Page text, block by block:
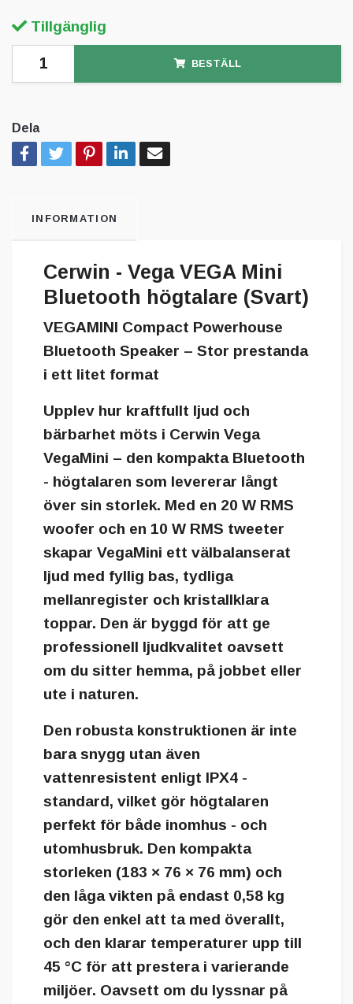
Tillgänglig
BESTÄLL
Dela
INFORMATION
Cerwin - Vega VEGA Mini
Bluetooth högtalare (Svart)
VEGAMINI Compact Powerhouse
Bluetooth Speaker – Stor prestanda
i ett litet format
Upplev hur kraftfullt ljud och
bärbarhet möts i Cerwin Vega
VegaMini – den kompakta Bluetooth
- högtalaren som levererar långt
över sin storlek. Med en 20 W RMS
woofer och en 10 W RMS tweeter
skapar VegaMini ett välbalanserat
ljud med fyllig bas, tydliga
mellanregister och kristallklara
toppar. Den är byggd för att ge
professionell ljudkvalitet oavsett
om du sitter hemma, på jobbet eller
ute i naturen.
Den robusta konstruktionen är inte
bara snygg utan även
vattenresistent enligt IPX4 -
standard, vilket gör högtalaren
perfekt för både inomhus - och
utomhusbruk. Den kompakta
storleken (183 × 76 × 76 mm) och
den låga vikten på endast 0,58 kg
gör den enkel att ta med överallt,
och den klarar temperaturer upp till
45 °C för att prestera i varierande
miljöer. Oavsett om du lyssnar på